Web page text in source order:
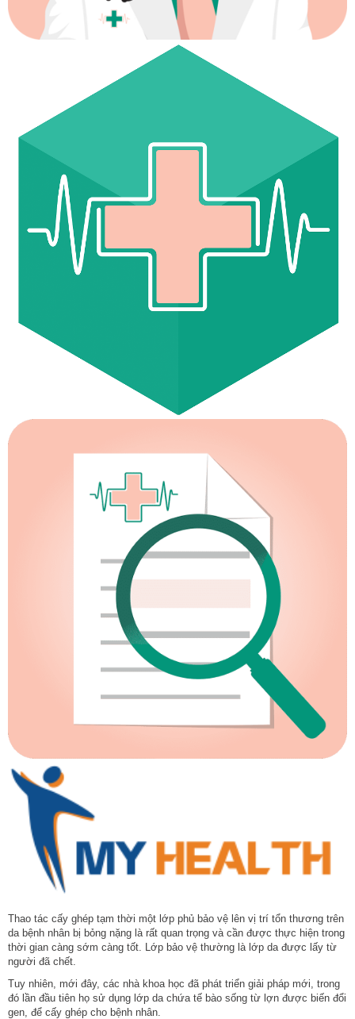
Thao tác cấy ghép tạm thời một lớp phủ bảo vệ lên vị trí tổn thương trên
da bệnh nhân bị bỏng nặng là rất quan trọng và cần được thực hiện trong
thời gian càng sớm càng tốt. Lớp bảo vệ thường là lớp da được lấy từ
người đã chết.
Tuy nhiên, mới đây, các nhà khoa học đã phát triển giải pháp mới, trong
đó lần đầu tiên họ sử dụng lớp da chứa tế bào sống từ lợn được biến đổi
gen, để cấy ghép cho bệnh nhân.